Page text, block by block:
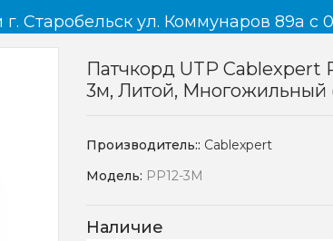
Старобельск ул. Коммунаров 89а с
Патчкорд UTP Cablexpert
3м, Литой, Многожильный
Производитель:: Cablexpert
Модель: PP12-3M
Наличие